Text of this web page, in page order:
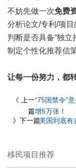
不妨先做一次免费
分析论文/专利/项目
判断是否具备“独立
制定个性化推荐信
让每一份努力，都
《 上一
篇
“75国禁令”
增5万张！
》下一篇美国到底有
移民项目推荐